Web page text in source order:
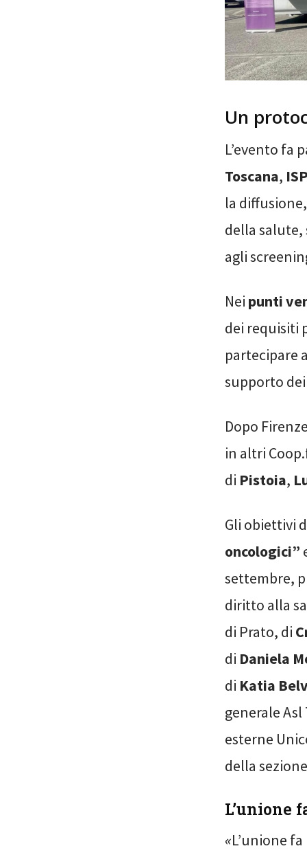
Un
L’evento fa
Toscana,
la
della salute,
agli
Nei punti
dei requisiti
partecipare
supporto dei
Dopo
in altri
di Pistoia,
Gli obiettivi
oncologici”
settembre,
diritto alla
di Prato, di
di Daniela
di Katia
generale
esterne
della
L’unione
«L’unione